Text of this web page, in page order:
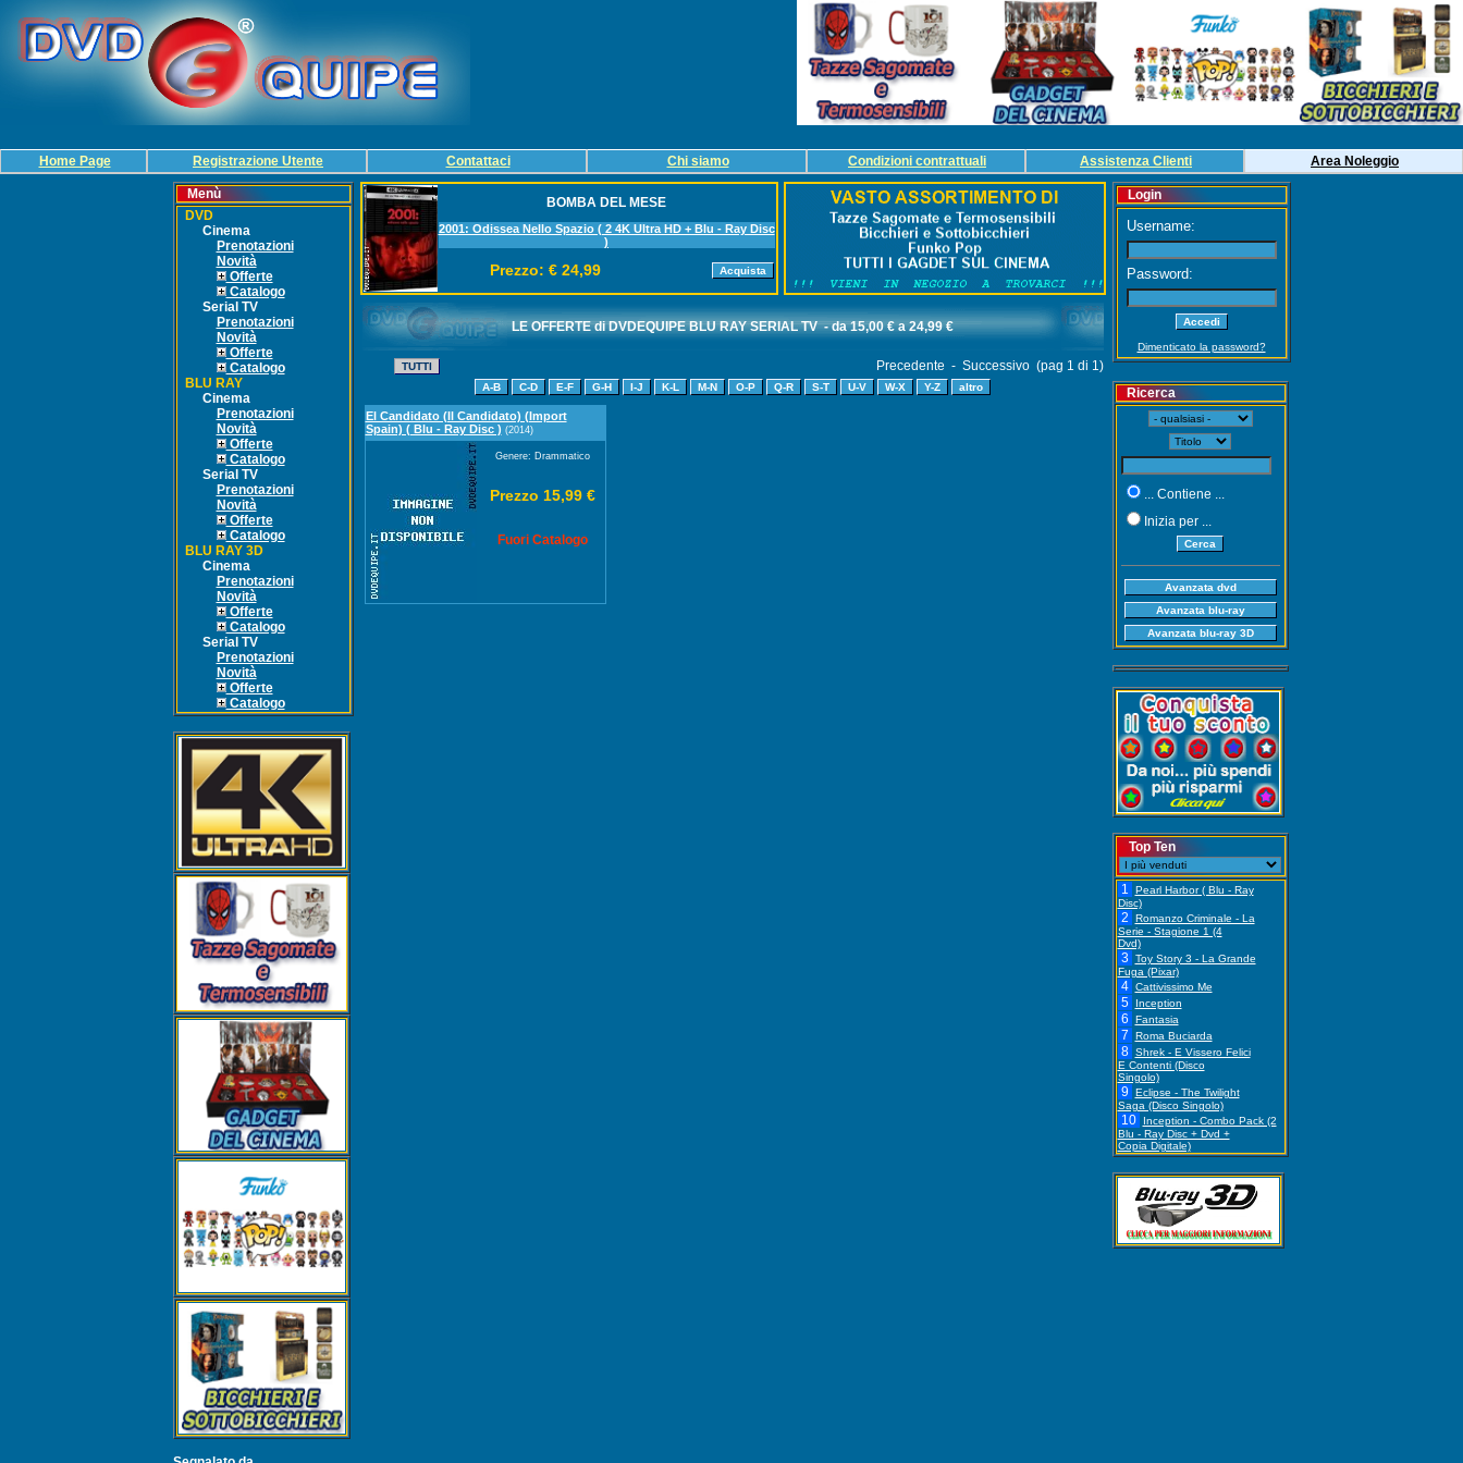
Home Page Registrazione Utente Contattaci Chi siamo Condizioni contrattuali Assistenza Clienti Area Noleggio
Menù
DVD
Cinema
Prenotazioni
Novità
Offerte
Catalogo
Serial TV
Prenotazioni
Novità
Offerte
Catalogo
BLU RAY
Cinema
Prenotazioni
Novità
Offerte
Catalogo
Serial TV
Prenotazioni
Novità
Offerte
Catalogo
BLU RAY 3D
Cinema
Prenotazioni
Novità
Offerte
Catalogo
Serial TV
Prenotazioni
Novità
Offerte
Catalogo
BOMBA DEL MESE
2001: Odissea Nello Spazio ( 2 4K Ultra HD + Blu - Ray Disc
)
Prezzo: € 24,99
LE OFFERTE di DVDEQUIPEBLU RAY SERIAL TV - da 15,00 € a 24,99 €
Precedente - Successivo (pag 1 di 1)
El Candidato (Il Candidato) (Import
Spain) ( Blu - Ray Disc ) (2014)
Genere: Drammatico
Prezzo 15,99 €
Fuori Catalogo
Login
Username:
Password:
Dimenticato la password?
Ricerca
... Contiene ...
Inizia per ...
Top Ten
1
Pearl Harbor ( Blu - Ray
Disc)
2
Romanzo Criminale - La
Serie - Stagione 1 (4
Dvd)
3 Toy Story 3 - La Grande
Fuga (Pixar)
4 Cattivissimo Me
5 Inception
6 Fantasia
7 Roma Buciarda
8 Shrek - E Vissero Felici
E Contenti (Disco
Singolo)
9 Eclipse - The Twilight
Saga (Disco Singolo)
10
Inception - Combo Pack (2
Blu - Ray Disc + Dvd +
Copia Digitale)